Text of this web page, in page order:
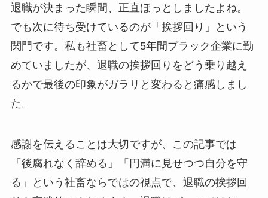
退職が決まった瞬間、正直ほっとしましたよね。
でも次に待ち受けているのが「挨拶回り」という
関門です。私も社畜として5年間ブラック企業に勤
めていましたが、退職の挨拶回りをどう乗り越え
るかで最後の印象がガラリと変わると痛感しまし
た。
感謝を伝えることは大切ですが、この記事では
「後腐れなく辞める」「円満に見せつつ自分を守
る」という社畜ならではの視点で、退職の挨拶回